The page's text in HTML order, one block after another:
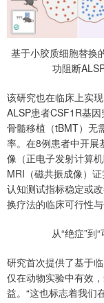
基于小胶质细胞替换
功阻断
该研究也在临床上实
ALSP患者CSF1R基
骨髓移植（tBMT）无
率。在8例患者中开展
像（正电子发射计算
MRI（磁共振成像）
认知测试指标稳定或
换疗法的临床可行性与
从“绝症”到
研究首次提供了基于
仅在动物实验中有效
益。“这也标志着我们